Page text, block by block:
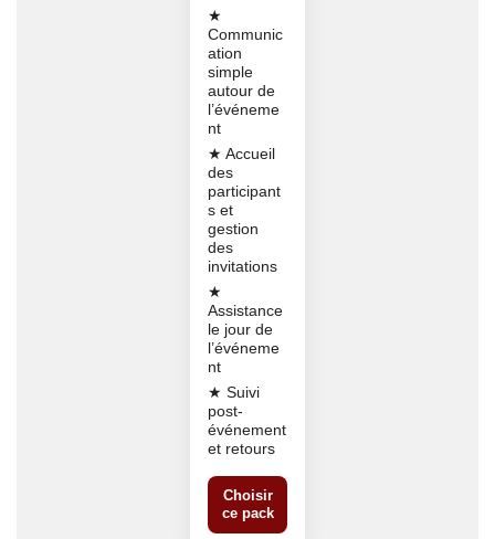
★
Communic
ation
simple
autour de
l’événeme
nt
★ Accueil
des
participant
s et
gestion
des
invitations
★
Assistance
le jour de
l’événeme
nt
★ Suivi
post-
événement
et retours
Choisir
ce pack